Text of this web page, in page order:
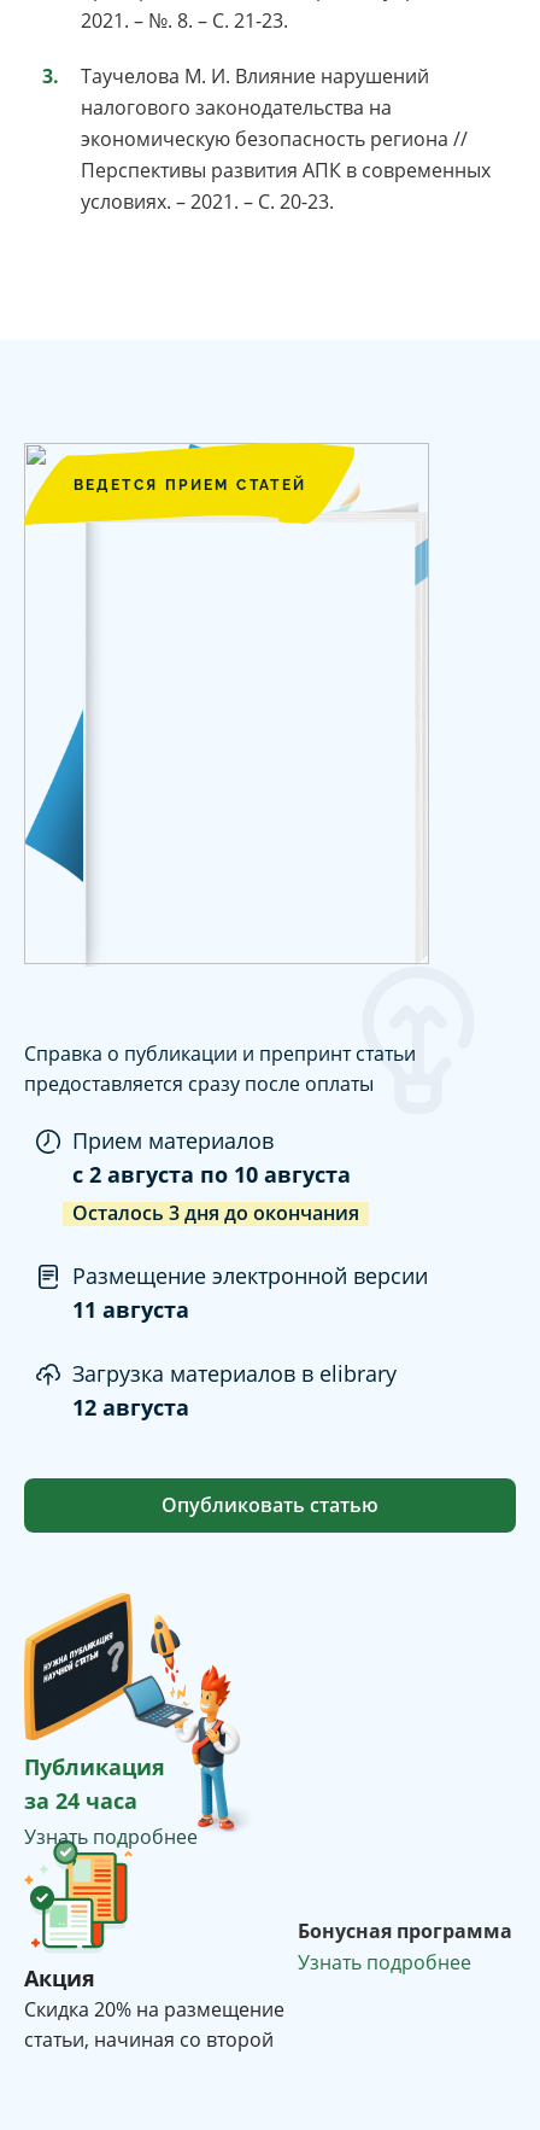
2021. – №. 8. – С. 21-23.
Таучелова М. И. Влияние нарушений
налогового законодательства на
экономическую безопасность региона //
Перспективы развития АПК в современных
условиях. – 2021. – С. 20-23.
ВЕДЕТСЯ ПРИЕМ СТАТЕЙ
Справка о публикации и препринт статьи
предоставляется сразу после оплаты
Прием материалов
c 2 августа по 10 августа
Осталось 3дня до окончания
Размещение электронной версии
11 августа
Загрузка материалов в elibrary
12 августа
Опубликовать статью
Публикация
за 24 часа
Узнать подробнее
Акция
Cкидка 20% на размещение
статьи, начиная со второй
Бонусная программа
Узнать подробнее